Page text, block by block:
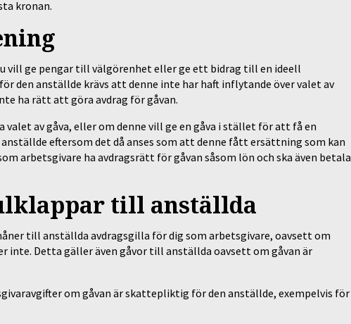
kronan.
vill ge pengar till välgörenhet eller ge ett bidrag till en ideell
den anställde krävs att denne inte har haft inflytande över valet av
ha rätt att göra avdrag för gåvan.
av gåva, eller om denne vill ge en gåva i stället för att få en
eftersom det då anses som att denne fått ersättning som kan
arbetsgivare ha avdragsrätt för gåvan såsom lön och ska även betala
till anställda
till anställda avdragsgilla för dig som arbetsgivare, oavsett om
Detta gäller även gåvor till anställda oavsett om gåvan är
om gåvan är skattepliktig för den anställde, exempelvis för